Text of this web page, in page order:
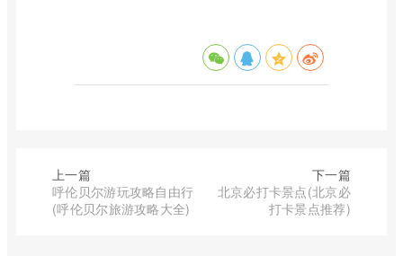
上一篇
呼伦贝尔游玩攻略自由行
(呼伦贝尔旅游攻略大全)
下一篇
北京必打卡景点(北京必
打卡景点推荐)